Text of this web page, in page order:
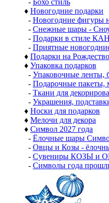
- Бохо стиль
♦ Новогодние подарки
- Новогодние фигуры
- Снежные шары -
- Подарки в стиле
- Приятные
♦ Подарки на Рождество
♦ Упаковка подарков
- Упаковочные ленты,
- Подарочные пакеты,
- Ткани для
- Украшения,
♦ Носки для подарков
♦ Мелочи для декора
♦ Символ 2027 года
- Ёлочные шары
- Овцы и Козы -
- Сувениры КОЗЫ и
- Символы года